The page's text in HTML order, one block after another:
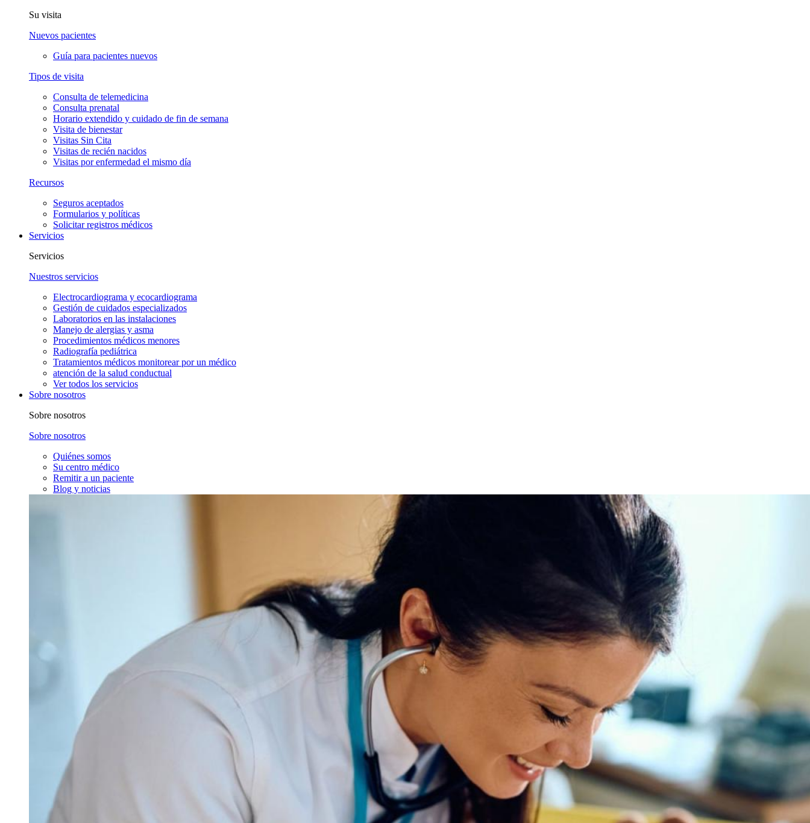
Su visita
Nuevos pacientes
Guía para pacientes nuevos
Tipos de visita
Consulta de telemedicina
Consulta prenatal
Horario extendido y cuidado de fin de semana
Visita de bienestar
Visitas Sin Cita
Visitas de recién nacidos
Visitas por enfermedad el mismo día
Recursos
Seguros aceptados
Formularios y políticas
Solicitar registros médicos
Servicios
Servicios
Nuestros servicios
Electrocardiograma y ecocardiograma
Gestión de cuidados especializados
Laboratorios en las instalaciones
Manejo de alergias y asma
Procedimientos médicos menores
Radiografía pediátrica
Tratamientos médicos monitorear por un médico
atención de la salud conductual
Ver todos los servicios
Sobre nosotros
Sobre nosotros
Sobre nosotros
Quiénes somos
Su centro médico
Remitir a un paciente
Blog y noticias